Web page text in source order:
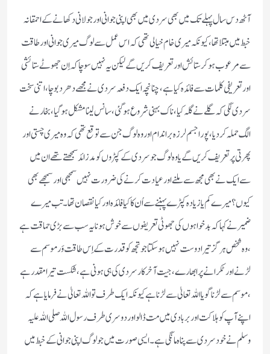
آٹھ دس سال پہلے تک میں بھی سردی میں بھی اپنی جوانی اورجولانی دکھانے کے احمقانہ
خبط میں مبتلا تھا، کیونکہ میری خام خیالی تھی کہ اس عمل سے لوگ میری جوانی اور طاقت
سے مرعوب ہوکر ستائش اور تعریف کریں گے لیکن یہ نہیں سوچا کہ اِن جھوٹے ستائشی
اور تعریفی کلمات سے فائدہ کیا ہے، چنانچہ ایک دفعہ سردی نے مجھے دھر دبوچا ، اتنی سخت
سردی لگی کہ گلے نے گلہ کیا ، ناک بہنی شروع ہوگئی، سانس لینا مشکل ہوگیا، بخار نے
الگ حملہ کردیا، پورا جسم لرزہ براندام اور وہ لوگ جن سے توقع تھی کہ وہ میری چستی اور
پھرتی پر تعریف کریں گے یا وہ لوگ جوسردی کے کپڑوں کو مد زائد سمجھتے تھے ان میں
سے ایک نے بھی مجھ سے ملنے اور عیادت کرنے کی ضرورت نہیں سمجھی اور سمجھے بھی
کیوں ؟ میرے کم یا زیادہ کپڑے پہننے سے اُن کاکیافائدہ اور کیا نقصان تھا ۔ تب میرے
ضمیر نے کہا کہ بدخواہوں کی جھوٹی تعریفوں سے خوش ہونا یہ سب سے بڑی حماقت ہے
، وہ شخص ہرگز تیرا دوست نہیں ہوسکتا جو تجھ کو قدرت کے اِس طاقت وَر موسم سے
لڑنے اور ٹکرانے پر ابھارے ، جیت آخرکار سردی کی ہی ہونی ہے ،شکست تیرا مقدر ہے
،موسم سے لڑنا گویا اللہ تعالیٰ سے لڑنا ہے کیونکہ ایک طرف تو اللہ تعالیٰ نے فرمایا ہے کہ
اپنے آپ کو ہلاکت اور بربادی میں مت ڈالو اور دوسری طرف رسول اللہ صلی اللہ علیہ
وسلم نے خود سردی سے پناہ مانگی ہے ۔ایسی صورت میں جو لوگ اپنی جوانی کے خبط میں